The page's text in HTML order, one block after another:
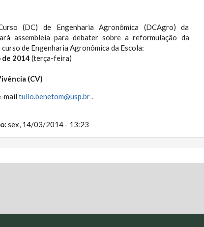
(DC) de Engenharia Agronômica (DCAgro) da
assembleia para debater sobre a reformulação da
de Engenharia Agronômica da Escola:
de 2014 (terça-feira)
(CV)
mail tulio.benetom@usp.br.
sex, 14/03/2014 - 13:23